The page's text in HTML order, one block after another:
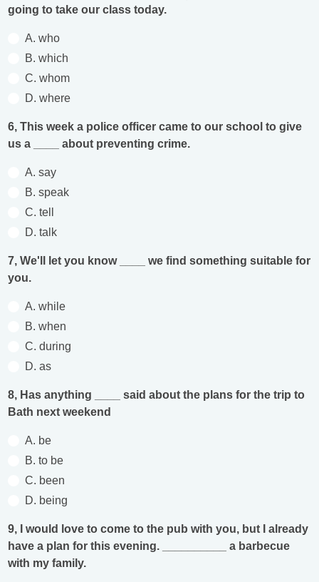
going to take our class today.
A. who
B. which
C. whom
D. where
6, This week a police officer came to our school to give
us a ____ about preventing crime.
A. say
B. speak
C. tell
D. talk
7, We'll let you know ____ we find something suitable for
you.
A. while
B. when
C. during
D. as
8, Has anything ____ said about the plans for the trip to
Bath next weekend
A. be
B. to be
C. been
D. being
9, I would love to come to the pub with you, but I already
have a plan for this evening. __________ a barbecue
with my family.